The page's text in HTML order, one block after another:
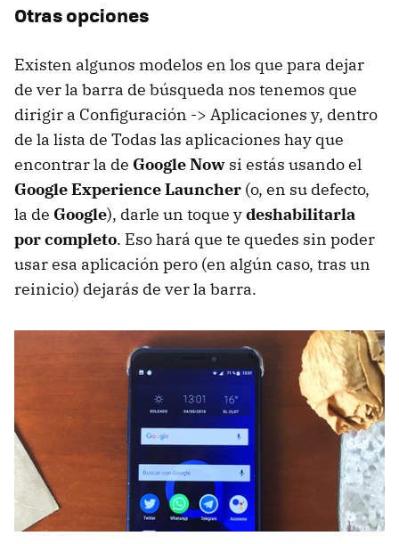
Otras opciones
Existen algunos modelos en los que para dejar
de ver la barra de búsqueda nos tenemos que
dirigir a Configuración -> Aplicaciones y, dentro
de la lista de Todas las aplicaciones hay que
encontrar la de Google Now si estás usando el
Google Experience Launcher (o, en su defecto,
la de Google), darle un toque ydeshabilitarla
por completo. Eso hará que te quedes sin poder
usar esa aplicación pero (en algún caso, tras un
reinicio) dejarás de ver la barra.